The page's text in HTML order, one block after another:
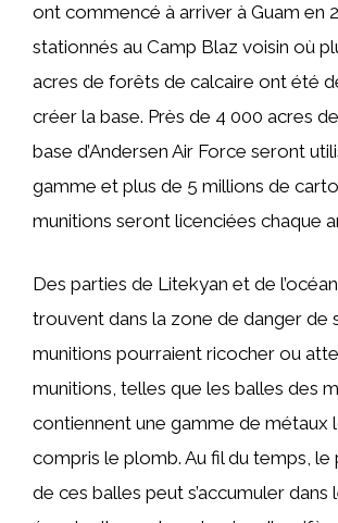
ont commencé à arriver à Guam en
stationnés au Camp Blaz voisin où
acres de forêts de calcaire ont été
créer la base. Près de 4 000 acres
base d’Andersen Air Force seront
gamme et plus de 5 millions de
munitions seront licenciées chaque
Des parties de Litekyan et de
trouvent dans la zone de danger de
munitions pourraient ricocher ou
munitions, telles que les balles des
contiennent une gamme de métaux
compris le plomb. Au fil du temps,
de ces balles peut s’accumuler dans